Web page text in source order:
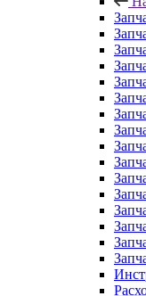
Запчасти